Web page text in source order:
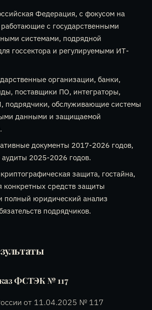
Федерация, с фокусом на
с государственными
системами, подрядной
госсектора и регулируемыми ИТ-
организации, банки,
поставщики ПО, интеграторы,
подрядчики, обслуживающие системы
данными и защищаемой
документы 2017-2026 годов,
аудиты 2025-2026 годов.
криптографическая защита, гостайна,
конкретных средств защиты
полный юридический анализ
подрядчиков.
ФСТЭК № 117
от 11.04.2025 № 117